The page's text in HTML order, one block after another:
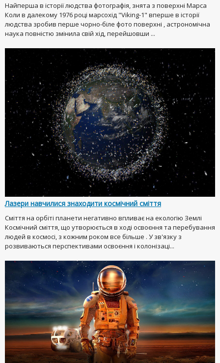
Найперша в історії людства фотографія, знята з поверхні Марса
Коли в далекому 1976 році марсохід "Viking-1" вперше в історії
людства зробив перше чорно-біле фото поверхні , астрономічна
наука повністю змінила свій хід, перейшовши ...
Лазери навчилися знаходити космічний сміття
Сміття на орбіті планети негативно впливає на екологію Землі
Космічний сміття, що утворюється в ході освоєння та перебування
людей в космосі, з кожним роком все більше . У зв'язку з
розвиваються перспективами освоєння і колонізаці...